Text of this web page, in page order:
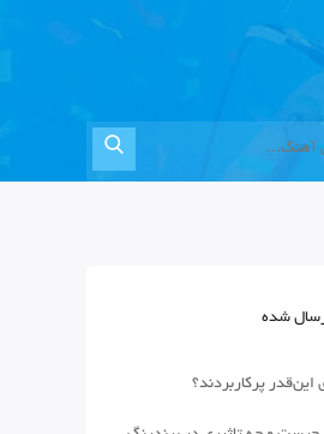
شده
این‌قدر پرکاربردند؟